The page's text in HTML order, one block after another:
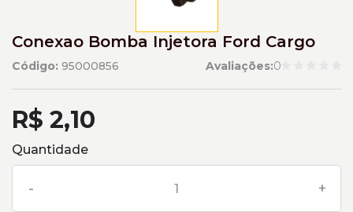
Conexao Bomba Injetora Ford Cargo
Código: 95000856 Avaliações:0
R$ 2,10
Quantidade
- +